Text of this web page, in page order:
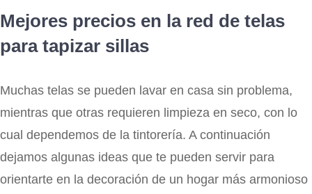
Mejores precios en la red de telas
para tapizar sillas
Muchas telas se pueden lavar en casa sin problema,
mientras que otras requieren limpieza en seco, con lo
cual dependemos de la tintorería. A continuación
dejamos algunas ideas que te pueden servir para
orientarte en la decoración de un hogar más armonioso